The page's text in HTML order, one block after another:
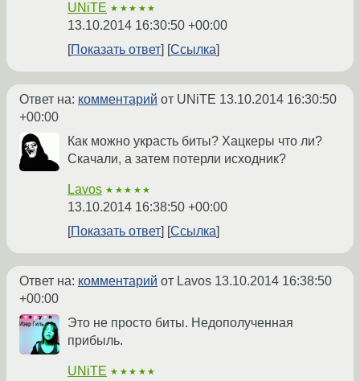
UNiTE ★★★★★
13.10.2014 16:30:50 +00:00
Показать ответ
Ссылка
Ответ на: комментарий от UNiTE 13.10.2014 16:30:50
+00:00
Как можно украсть биты? Хацкеры что ли?
Скачали, а затем потерли исходник?
Lavos ★★★★★
13.10.2014 16:38:50 +00:00
Показать ответ
Ссылка
Ответ на: комментарий от Lavos 13.10.2014 16:38:50
+00:00
Это не просто биты. Недополученная
прибыль.
UNiTE ★★★★★